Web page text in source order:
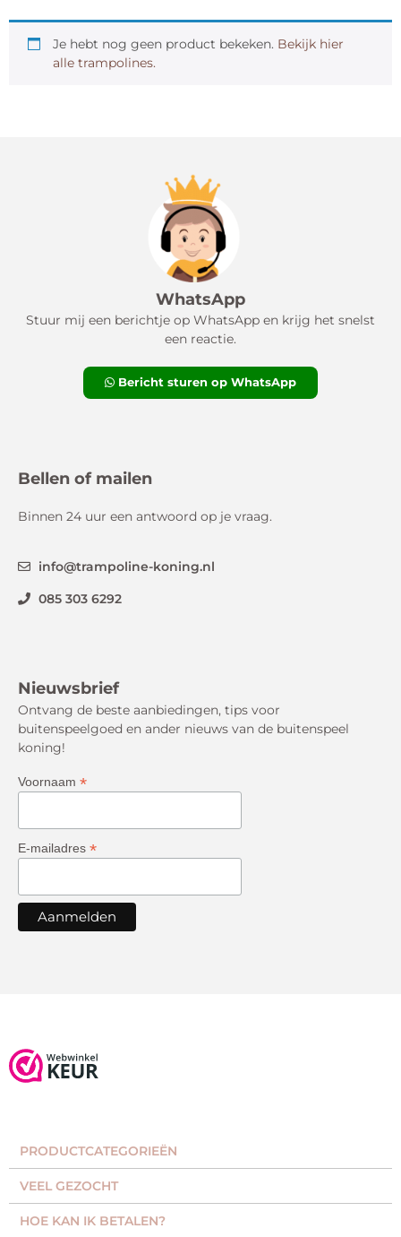
⌀ 366 cm
Gewicht
Je hebt nog geen product bekeken. Bekijk hier
alle trampolines.
WhatsApp
Stuur mij een berichtje op WhatsApp en krijg het snelst
een reactie.
Bericht sturen op WhatsApp
Bellen of mailen
Binnen 24 uur een antwoord op je vraag.
info@trampoline-koning.nl
085 303 6292
Nieuwsbrief
Ontvang de beste aanbiedingen, tips voor
buitenspeelgoed en ander nieuws van de buitenspeel
koning!
Voornaam *
E-mailadres *
PRODUCTCATEGORIEËN​
VEEL GEZOCHT​
HOE KAN IK BETALEN?